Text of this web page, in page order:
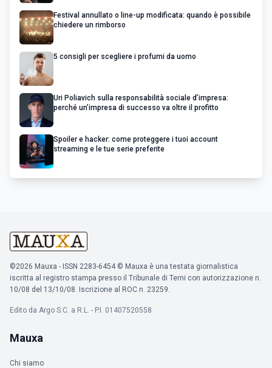
Festival annullato o line-up modificata: quando è possibile
chiedere un rimborso
5 consigli per scegliere i profumi da uomo
Uri Poliavich sulla responsabilità sociale d’impresa:
perché un’impresa di successo va oltre il profitto
Spoiler e hacker: come proteggere i tuoi account
streaming e le tue serie preferite
©2026 Mauxa - ISSN 2283-6454 © Mauxa è una testata giornalistica
iscritta al registro stampa presso il Tribunale di Terni con autorizzazione n.
10/08 del 13/10/08. Iscrizione al ROC n. 23259.
Edito da Argo S.C. a R.L. - P.I. 01407520558
Mauxa
Chi siamo